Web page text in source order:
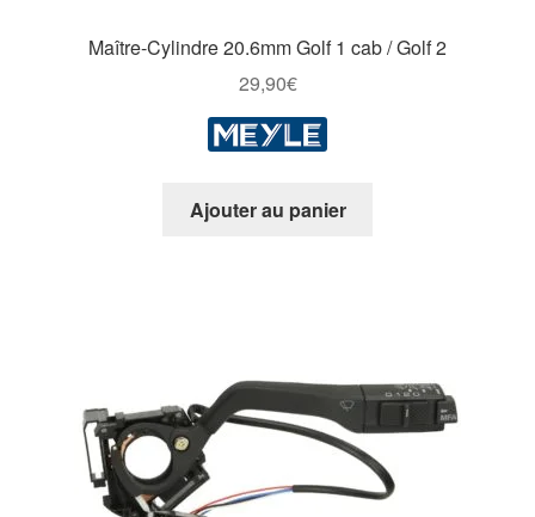
Maître-Cylindre 20.6mm Golf 1 cab / Golf 2
29,90€
Ajouter au panier